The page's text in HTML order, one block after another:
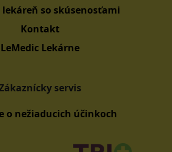
so skúsenosťami
Kontakt
LeMedic Lekárne
servis
o nežiaducich účinkoch